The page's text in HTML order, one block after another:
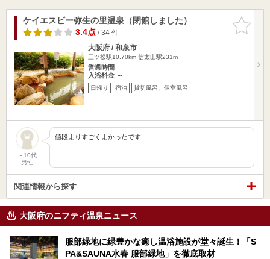
お気に入
りに追加
ケイエスビー弥生の里温泉（閉館しました）
3.4点/ 34 件
大阪府 / 和泉市
三ツ松駅10.70km 信太山駅231m
営業時間
入浴料金 ～
日帰り 宿泊 貸切風呂、個室風呂
～10代
男性
値段よりすごくよかったです
関連情報から探す
大阪府のニフティ温泉ニュース
服部緑地に緑豊かな癒し温浴施設が堂々誕生！「S
PA&SAUNA水春 服部緑地」を徹底取材